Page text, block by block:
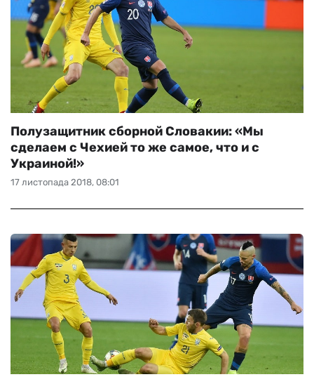
17 листопада 2018, 08:01
Полузащитник сборной Словакии: «Мы
сделаем с Чехией то же самое, что и с
Украиной!»